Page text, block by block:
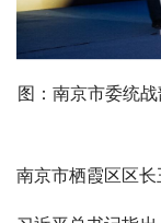
图：南京市委统
南京市栖霞区区长